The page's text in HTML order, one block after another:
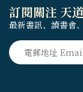
訂閱關注 天
最新書訊、讀書會